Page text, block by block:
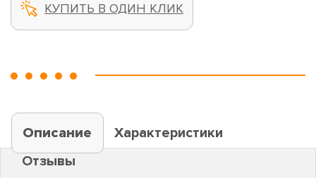
КУПИТЬ В ОДИН КЛИК
Описание
Характеристики
Отзывы